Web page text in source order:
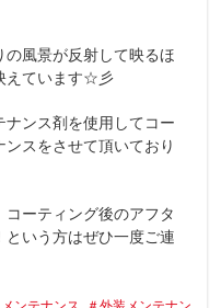
風景が反射して映るほ
えています☆彡
ンス剤を使用してコー
スをさせて頂いており
ーティング後のアフタ
いう方はぜひ一度ご連